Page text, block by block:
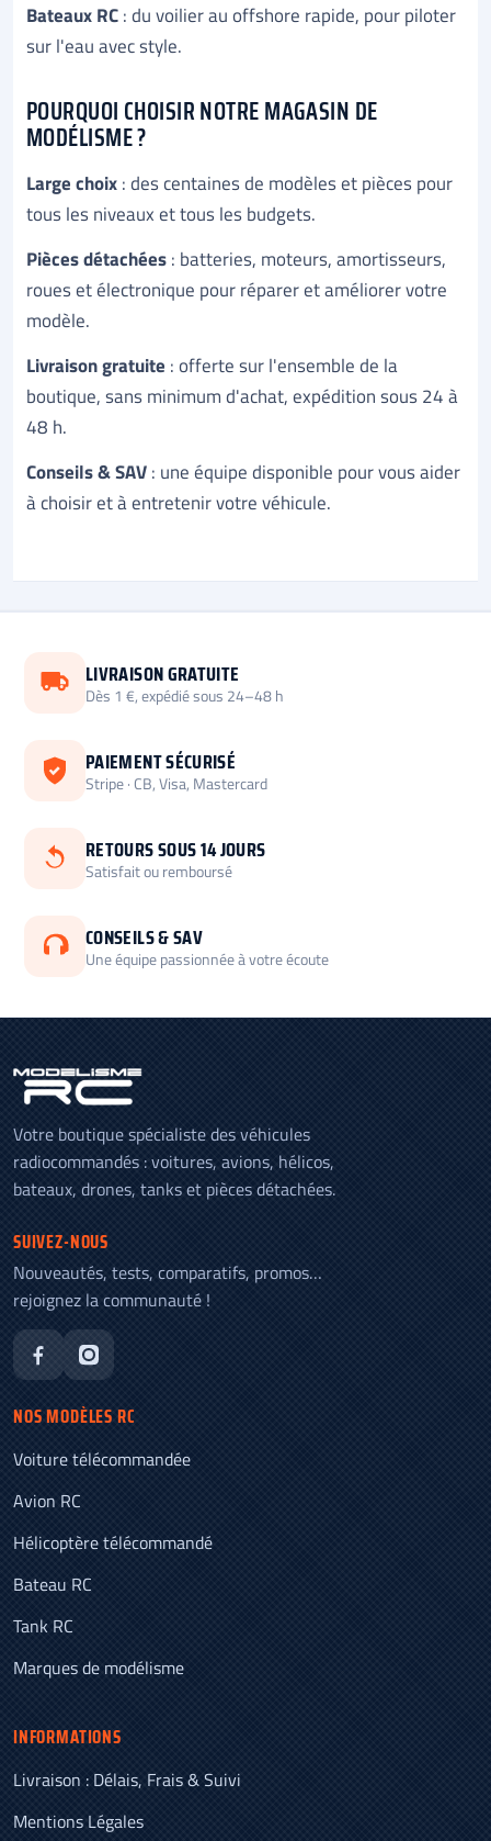
Bateaux RC : du voilier au offshore rapide, pour piloter
sur l'eau avec style.
POURQUOI CHOISIR NOTRE MAGASIN DE
MODÉLISME ?
Large choix : des centaines de modèles et pièces pour
tous les niveaux et tous les budgets.
Pièces détachées : batteries, moteurs, amortisseurs,
roues et électronique pour réparer et améliorer votre
modèle.
Livraison gratuite : offerte sur l'ensemble de la
boutique, sans minimum d'achat, expédition sous 24 à
48 h.
Conseils & SAV : une équipe disponible pour vous aider
à choisir et à entretenir votre véhicule.
LIVRAISON GRATUITE
Dès 1 €, expédié sous 24–48 h
PAIEMENT SÉCURISÉ
Stripe · CB, Visa, Mastercard
RETOURS SOUS 14 JOURS
Satisfait ou remboursé
CONSEILS & SAV
Une équipe passionnée à votre écoute
Votre boutique spécialiste des véhicules
radiocommandés : voitures, avions, hélicos,
bateaux, drones, tanks et pièces détachées.
SUIVEZ-NOUS
Nouveautés, tests, comparatifs, promos…
rejoignez la communauté !
NOS MODÈLES RC
Voiture télécommandée
Avion RC
Hélicoptère télécommandé
Bateau RC
Tank RC
Marques de modélisme
INFORMATIONS
Livraison : Délais, Frais & Suivi
Mentions Légales